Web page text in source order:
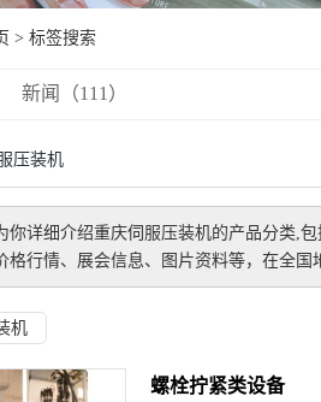
> 标签搜索
新闻（111）
压装机
你详细介绍重庆伺服压装机的产品分类,包
格行情、展会信息、图片资料等，在全
机
螺栓拧紧类设备